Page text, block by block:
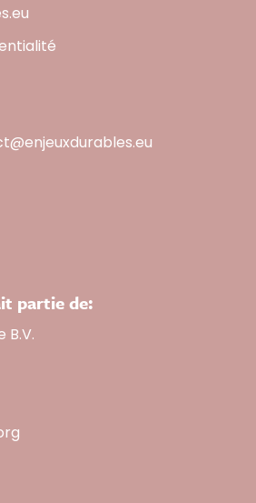
partie de:
B.V.